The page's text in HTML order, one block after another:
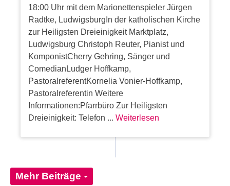
18:00 Uhr mit dem Marionettenspieler Jürgen
Radtke, LudwigsburgIn der katholischen Kirche
zur Heiligsten Dreieinigkeit Marktplatz,
Ludwigsburg Christoph Reuter, Pianist und
KomponistCherry Gehring, Sänger und
ComedianLudger Hoffkamp,
PastoralreferentKornelia Vonier-Hoffkamp,
Pastoralreferentin Weitere
Informationen:Pfarrbüro Zur Heiligsten
Dreieinigkeit: Telefon ...Weiterlesen
Mehr Beiträge